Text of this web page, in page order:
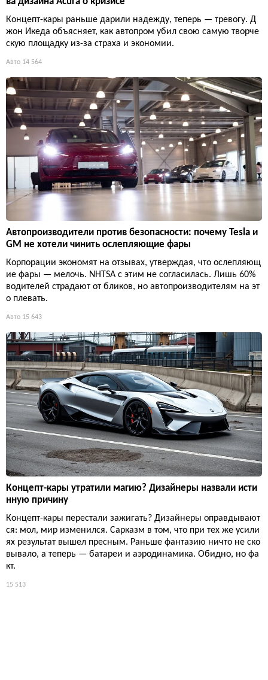
Концепт-кары раньше дарили надежду, теперь — тревогу. Д
жон Икеда объясняет, как автопром убил свою самую творче
скую площадку из-за страха и экономии.
Авто 14 564
Автопроизводители против безопасности: почему Tesla и
GM не хотели чинить ослепляющие фары
Корпорации экономят на отзывах, утверждая, что ослепляющ
ие фары — мелочь. NHTSA с этим не согласилась. Лишь 60%
водителей страдают от бликов, но автопроизводителям на эт
о плевать.
Авто 15 643
Концепт-кары утратили магию? Дизайнеры назвали исти
нную причину
Концепт-кары перестали зажигать? Дизайнеры оправдывают
ся: мол, мир изменился. Сарказм в том, что при тех же усили
ях результат вышел пресным. Раньше фантазию ничто не ско
вывало, а теперь — батареи и аэродинамика. Обидно, но фа
кт.
15 513